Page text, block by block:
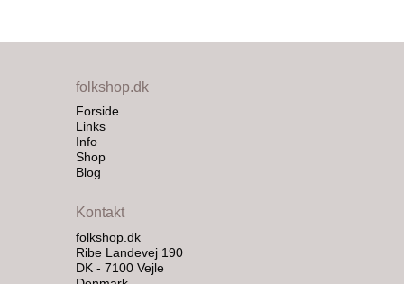
folkshop.dk
Forside
Links
Info
Shop
Blog
Kontakt
folkshop.dk
Ribe Landevej 190
DK - 7100 Vejle